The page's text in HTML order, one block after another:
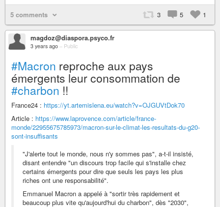
5 comments 3 5 1
magdoz@diaspora.psyco.fr
3 years ago – Public
#Macron reproche aux pays
émergents leur consommation de
#charbon !!
France24 : https://yt.artemislena.eu/watch?v=OJGUVtDok70
Article : https://www.laprovence.com/article/france-
monde/22955675785973/macron-sur-le-climat-les-resultats-du-g20-
sont-insuffisants
"J'alerte tout le monde, nous n'y sommes pas", a-t-il insisté,
disant entendre "un discours trop facile qui s'installe chez
certains émergents pour dire que seuls les pays les plus
riches ont une responsabilité".
Emmanuel Macron a appelé à "sortir très rapidement et
beaucoup plus vite qu'aujourd'hui du charbon", dès "2030",